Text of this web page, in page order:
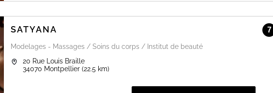
SATYANA 7
Modelages - Massages / Soins du corps / Institut de beauté
20 Rue Louis Braille
34070 Montpellier (22.5 km)